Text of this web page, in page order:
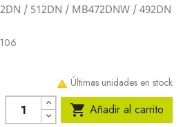
/ 512DN / MB472DNW / 492DN
 Últimas unidades en stock
 Añadir al carrito